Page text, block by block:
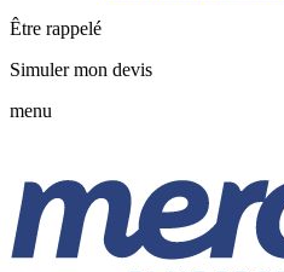
Être rappelé
Simuler mon devis
menu